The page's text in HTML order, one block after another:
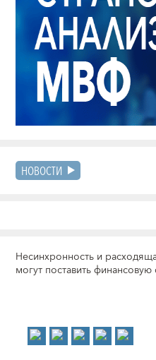
НОВОСТИ
Несинхронность и
могут поставить